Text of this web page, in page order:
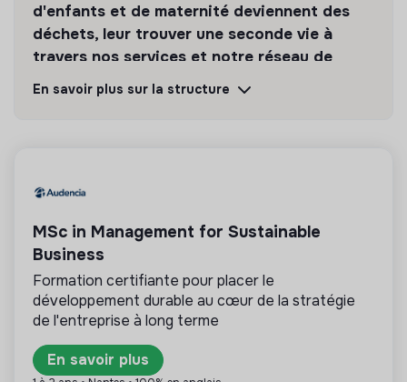
Rédiger des communiqués de presse et aider à la
mise en forme d’un dossier de presse. Faire le suivi
après envoi auprès des journalistes clés
stores, ouverture de notre future boutique) et des
Envoie ta candidature (CV et lettre de motivation) à
d'enfants et de maternité deviennent des
déchets, leur trouver une seconde vie à
travers nos services et notre réseau de
partenaires.
💡 Produits ou services responsables
La mission de cette entreprise est de concevoir
des produits ou proposer des services éco-
responsables alignés avec les besoins de la
transformation écologique et solidaire.
Plus d'informations
En savoir plus sur la structure
MSc in Management for Sustainable
Business
Formation certifiante pour placer le
développement durable au cœur de la stratégie
de l'entreprise à long terme
En savoir plus